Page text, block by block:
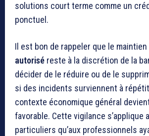
solutions court terme comme un
ponctuel.
Il est bon de rappeler que le maintien
autorisé reste à la discrétion de la
décider de le réduire ou de le
si des incidents surviennent à
contexte économique général
favorable. Cette vigilance s’applique
particuliers qu’aux professionnels